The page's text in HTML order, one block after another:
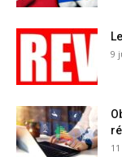
9